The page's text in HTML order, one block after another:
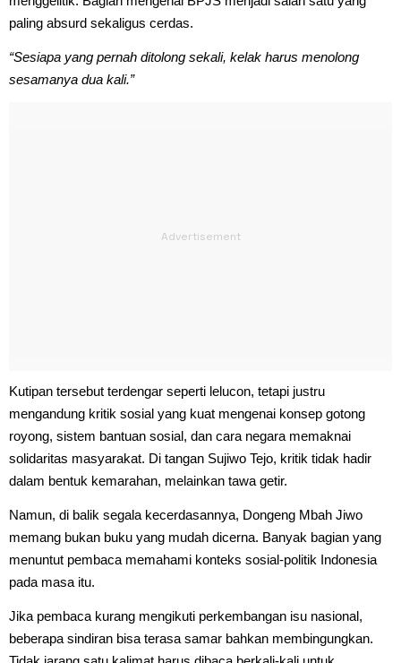
paling absurd sekaligus cerdas.
“Sesiapa yang pernah ditolong sekali, kelak harus menolong
sesamanya dua kali.”
Kutipan tersebut terdengar seperti lelucon, tetapi justru
mengandung kritik sosial yang kuat mengenai konsep gotong
royong, sistem bantuan sosial, dan cara negara memaknai
solidaritas masyarakat. Di tangan Sujiwo Tejo, kritik tidak hadir
dalam bentuk kemarahan, melainkan tawa getir.
Namun, di balik segala kecerdasannya, Dongeng Mbah Jiwo
memang bukan buku yang mudah dicerna. Banyak bagian yang
menuntut pembaca memahami konteks sosial-politik Indonesia
pada masa itu.
Jika pembaca kurang mengikuti perkembangan isu nasional,
beberapa sindiran bisa terasa samar bahkan membingungkan.